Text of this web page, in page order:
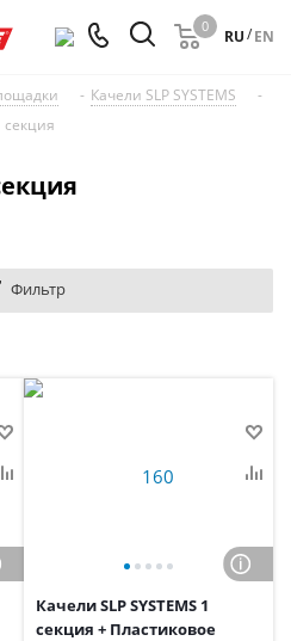
0
RU/EN
- Качели SLP SYSTEMS
-
секция
Фильтр
Качели SLP SYSTEMS 1
секция + Пластиковое